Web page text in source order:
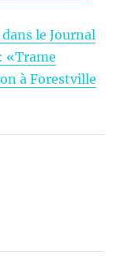
le Journal
«Trame
à Forestville